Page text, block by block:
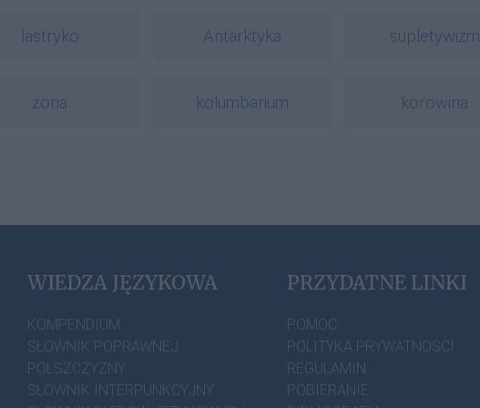
lastryko Antarktyka supletywizm
żona kolumbarium korowina
WIEDZA JĘZYKOWA
KOMPENDIUM
SŁOWNIK POPRAWNEJ
POLSZCZYZNY
SŁOWNIK INTERPUNKCYJNY
PRZYDATNE LINKI
POMOC
POLITYKA PRYWATNOŚCI
REGULAMIN
POBIERANIE